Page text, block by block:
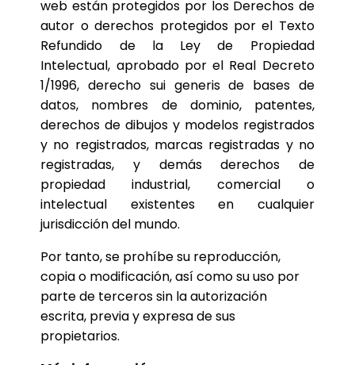
web están protegidos por los Derechos de
autor o derechos protegidos por el Texto
Refundido de la Ley de Propiedad
Intelectual, aprobado por el Real Decreto
1/1996, derecho sui generis de bases de
datos, nombres de dominio, patentes,
derechos de dibujos y modelos registrados
y no registrados, marcas registradas y no
registradas, y demás derechos de
propiedad industrial, comercial o
intelectual existentes en cualquier
jurisdicción del mundo.
Por tanto, se prohíbe su reproducción,
copia o modificación, así como su uso por
parte de terceros sin la autorización
escrita, previa y expresa de sus
propietarios.